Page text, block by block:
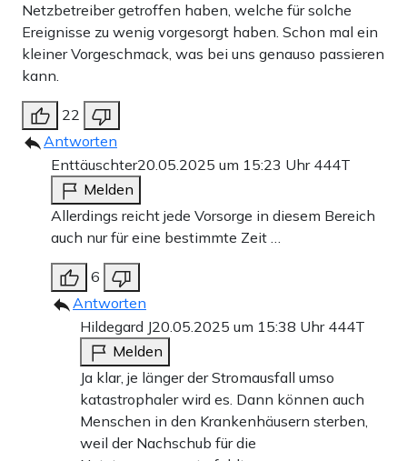
Netzbetreiber getroffen haben, welche für solche
Ereignisse zu wenig vorgesorgt haben. Schon mal ein
kleiner Vorgeschmack, was bei uns genauso passieren
kann.
22
Antworten
Enttäuschter20.05.2025 um 15:23 Uhr 444T
Melden
Allerdings reicht jede Vorsorge in diesem Bereich
auch nur für eine bestimmte Zeit …
6
Antworten
Hildegard J20.05.2025 um 15:38 Uhr 444T
Melden
Ja klar, je länger der Stromausfall umso
katastrophaler wird es. Dann können auch
Menschen in den Krankenhäusern sterben,
weil der Nachschub für die